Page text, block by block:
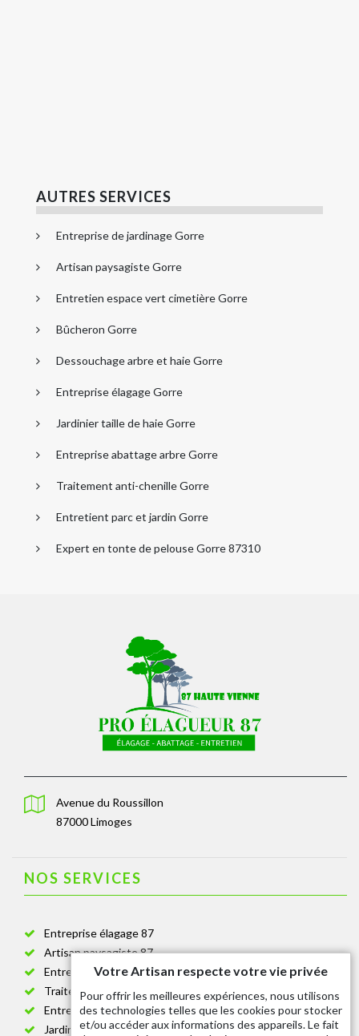
AUTRES SERVICES
Entreprise de jardinage Gorre
Artisan paysagiste Gorre
Entretien espace vert cimetière Gorre
Bûcheron Gorre
Dessouchage arbre et haie Gorre
Entreprise élagage Gorre
Jardinier taille de haie Gorre
Entreprise abattage arbre Gorre
Traitement anti-chenille Gorre
Entretient parc et jardin Gorre
Expert en tonte de pelouse Gorre 87310
Avenue du Roussillon
87000 Limoges
NOS SERVICES
Entreprise élagage 87
Artisan paysagiste 87
Entreprise de jardinage 87
Traitement anti-chenille 87
Entreprise abattage arbre 87
Jardinier taille de haie 87
Votre Artisan respecte votre vie privée
Pour offrir les meilleures expériences, nous utilisons
des technologies telles que les cookies pour stocker
et/ou accéder aux informations des appareils. Le fait